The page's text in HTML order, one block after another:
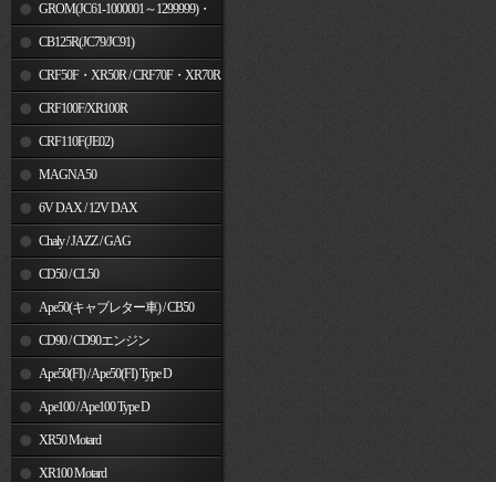
MSX125SF
GROM(JC61-1000001～1299999)・
MSX125CB125R(JC79/JC91)
CRF50F・XR50R / CRF70F・XR70R
CRF100F/XR100R
CRF110F(JE02)
MAGNA50
6V DAX / 12V DAX
Chaly / JAZZ / GAG
CD50 / CL50
Ape50(キャブレター車) / CB50
CD90 / CD90エンジン
Ape50(FI) / Ape50(FI) Type D
Ape100 / Ape100 Type D
XR50 Motard
XR100 Motard